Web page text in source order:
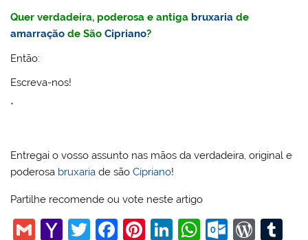
Quer verdadeira, poderosa e antiga bruxaria de
amarração de SãoCipriano?
Então:
Escreva-nos!
*
Entregai o vosso assunto nas mãos da verdadeira, original e
poderosa bruxaria de sãoCipriano!
Partilhe recomende ou vote neste artigo
G
Y
T
F
Pi Li W O
W